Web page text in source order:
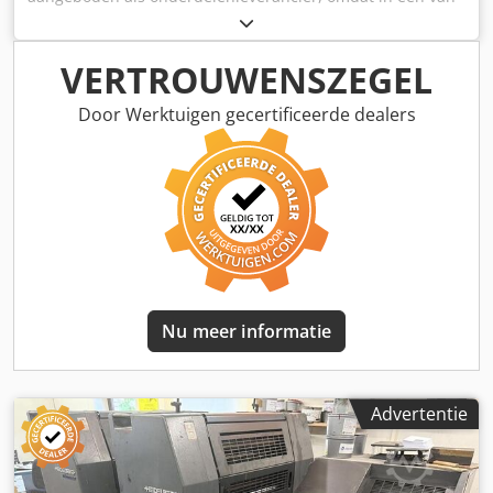
de drukwerken de walsen defect zijn. Verder is de machine
compleet. Crjdpfxjy Ef Tao Aniof
VERTROUWENSZEGEL
Door Werktuigen gecertificeerde dealers
Nu meer informatie
Advertentie